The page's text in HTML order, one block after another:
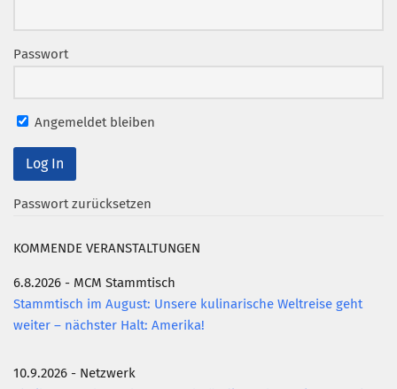
MCM Club TV
PODCAST
AKTUELLES
Passwort
Angemeldet bleiben
Passwort zurücksetzen
KOMMENDE VERANSTALTUNGEN
6.8.2026 - MCM Stammtisch
Stammtisch im August: Unsere kulinarische Weltreise geht
weiter – nächster Halt: Amerika!
10.9.2026 - Netzwerk